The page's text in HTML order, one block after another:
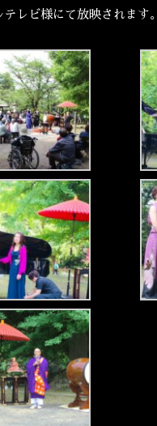
レビ様にて放映されます。